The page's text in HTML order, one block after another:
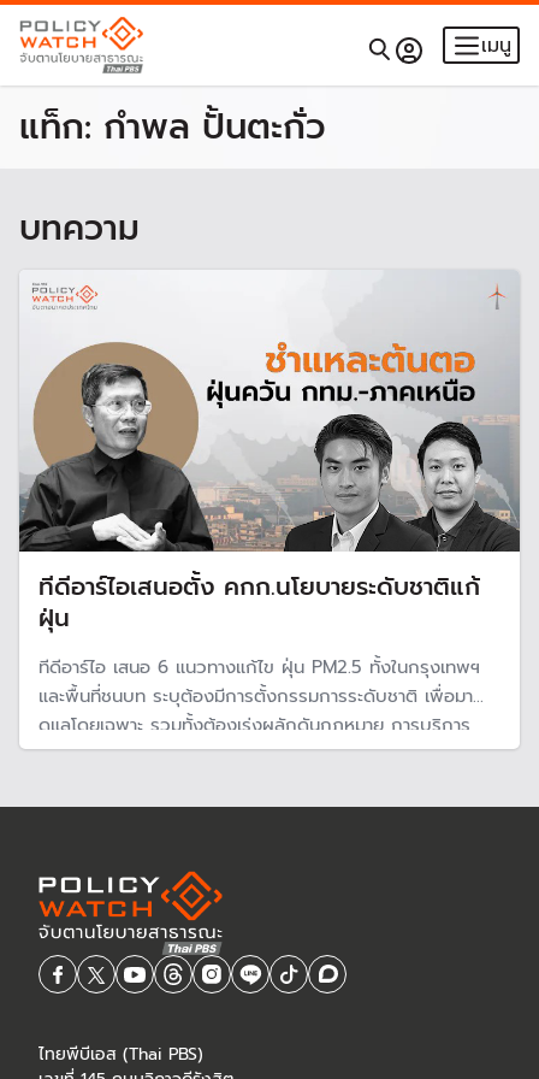
เมนู
แท็ก: กำพล ปั้นตะกั่ว
บทความ
ทีดีอาร์ไอเสนอตั้ง คกก.นโยบายระดับชาติแก้
ฝุ่น
ทีดีอาร์ไอ เสนอ 6 แนวทางแก้ไข ฝุ่น PM2.5 ทั้งในกรุงเทพฯ
และพื้นที่ชนบท ระบุต้องมีการตั้งกรรมการระดับชาติ เพื่อมา
ดูแลโดยเฉพาะ รวมทั้งต้องเร่งผลักดันกฎหมาย การบริการ
จัดการงบประมาณ และมีนโยบายที่ชัด ร่วมมือกับเพื่อนบ้าน
ไทยพีบีเอส (Thai PBS)